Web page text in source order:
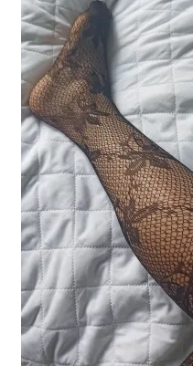
Recenzje
Rozwiń
menu
potomne